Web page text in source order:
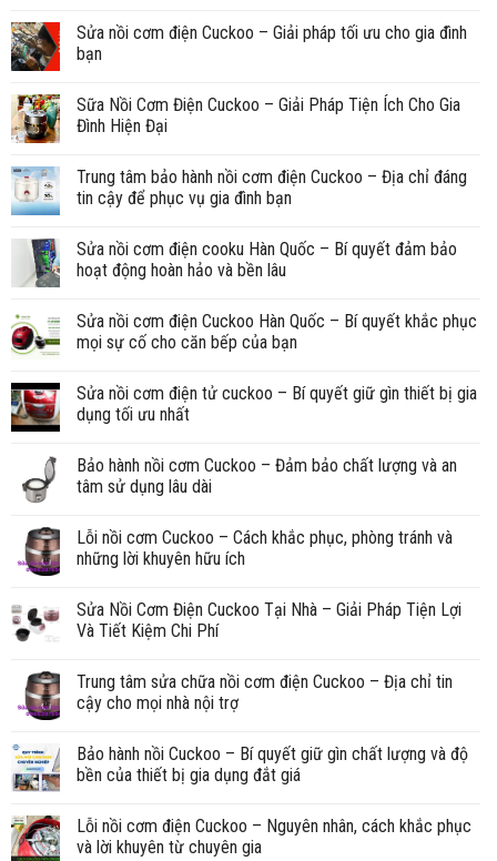
Sửa nồi cơm điện Cuckoo – Giải pháp tối ưu cho gia đình
bạn
Sữa Nồi Cơm Điện Cuckoo – Giải Pháp Tiện Ích Cho Gia
Đình Hiện Đại
Trung tâm bảo hành nồi cơm điện Cuckoo – Địa chỉ đáng
tin cậy để phục vụ gia đình bạn
Sửa nồi cơm điện cooku Hàn Quốc – Bí quyết đảm bảo
hoạt động hoàn hảo và bền lâu
Sửa nồi cơm điện Cuckoo Hàn Quốc – Bí quyết khắc phục
mọi sự cố cho căn bếp của bạn
Sửa nồi cơm điện tử cuckoo – Bí quyết giữ gìn thiết bị gia
dụng tối ưu nhất
Bảo hành nồi cơm Cuckoo – Đảm bảo chất lượng và an
tâm sử dụng lâu dài
Lỗi nồi cơm Cuckoo – Cách khắc phục, phòng tránh và
những lời khuyên hữu ích
Sửa Nồi Cơm Điện Cuckoo Tại Nhà – Giải Pháp Tiện Lợi
Và Tiết Kiệm Chi Phí
Trung tâm sửa chữa nồi cơm điện Cuckoo – Địa chỉ tin
cậy cho mọi nhà nội trợ
Bảo hành nồi Cuckoo – Bí quyết giữ gìn chất lượng và độ
bền của thiết bị gia dụng đắt giá
Lỗi nồi cơm điện Cuckoo – Nguyên nhân, cách khắc phục
và lời khuyên từ chuyên gia